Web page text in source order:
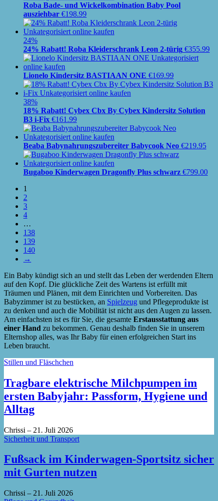
Roba Bade- und Wickelkombination Baby Pool
ausziehbar €198.99
24%
24% Rabatt! Roba Kleiderschrank Leon 2-türig €355.99
Lionelo Kindersitz BASTIAAN ONE €169.99
38%
18% Rabatt! Cybex Cbx By Cybex Kindersitz Solution
B3 i-Fix €161.99
Beaba Babynahrungszubereiter Babycook Neo €219.95
Bugaboo Kinderwagen Dragonfly Plus schwarz €799.00
1
2
3
4
…
138
139
140
→
Ein Baby kündigt sich an und stellt das Leben der werdenden Eltern
auf den Kopf. Die glückliche Zeit des Wartens ist erfüllt mit
Träumen und Plänen, mit dem Einrichten und Vorbereiten. Das
Babyzimmer ist zu bestücken, an Spielzeug und Pflegeprodukte ist
zu denken und auch die Mobilität ist nicht aus den Augen zu lassen.
Am einfachsten ist es für Sie, die gesamte Erstausstattung aus
einer Hand zu bekommen. Genau deshalb finden Sie in unserem
Elternshop alles, was Ihr Baby für einen erfolgreichen Start ins
Leben braucht.
Stillen und Fläschchen
Tragbare elektrische Milchpumpen im
ersten Babyjahr: Passform, Hygiene und
Alltag
Chrissi – 21. Juli 2026
Sicherheit und Transport
Fußsack im Kinderwagen-Sportsitz sicher
mit Gurten nutzen
Chrissi – 21. Juli 2026